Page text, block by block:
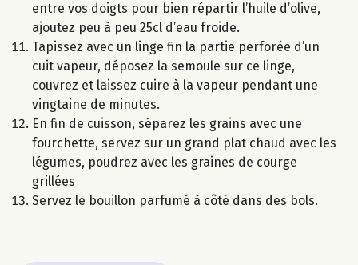
entre vos doigts pour bien répartir l’huile d’olive,
ajoutez peu à peu 25cl d’eau froide.
Tapissez avec un linge fin la partie perforée d’un
cuit vapeur, déposez la semoule sur ce linge,
couvrez et laissez cuire à la vapeur pendant une
vingtaine de minutes.
En fin de cuisson, séparez les grains avec une
fourchette, servez sur un grand plat chaud avec les
légumes, poudrez avec les graines de courge
grillées
Servez le bouillon parfumé à côté dans des bols.